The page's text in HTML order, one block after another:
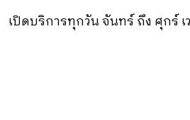
เปิดบริการทุกวัน จันทร์ ถึง ศุกร์ เ